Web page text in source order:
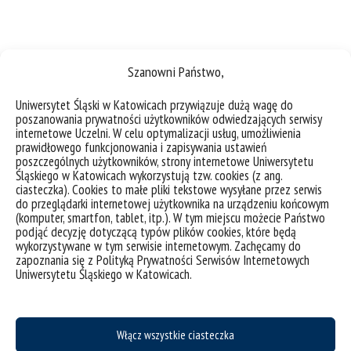
Szanowni Państwo,
Uniwersytet Śląski w Katowicach przywiązuje dużą wagę do
poszanowania prywatności użytkowników odwiedzających serwisy
internetowe Uczelni. W celu optymalizacji usług, umożliwienia
prawidłowego funkcjonowania i zapisywania ustawień
poszczególnych użytkowników, strony internetowe Uniwersytetu
Śląskiego w Katowicach wykorzystują tzw. cookies (z ang.
ciasteczka). Cookies to małe pliki tekstowe wysyłane przez serwis
do przeglądarki internetowej użytkownika na urządzeniu końcowym
(komputer, smartfon, tablet, itp.). W tym miejscu możecie Państwo
podjąć decyzję dotyczącą typów plików cookies, które będą
wykorzystywane w tym serwisie internetowym. Zachęcamy do
zapoznania się z Polityką Prywatności Serwisów Internetowych
Uniwersytetu Śląskiego w Katowicach.
Włącz wszystkie ciasteczka
Pracownicy INoK w składzie Komitetu Nauk o Kulturze PAN
W skład Komitetu Nauk o Kulturze Polskiej Akademii
hab. Dorota Fox, prof. UŚ, dr hab. Anna Gomóła,